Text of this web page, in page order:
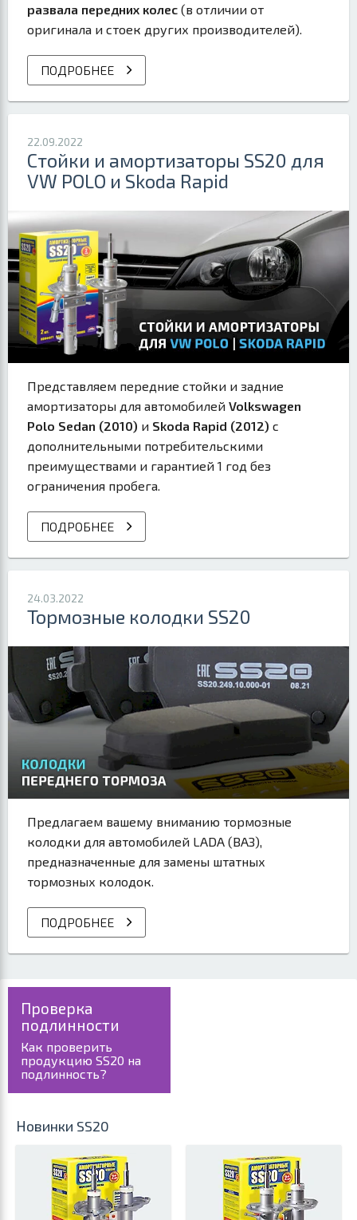
развала передних колес (в отличии от
оригинала и стоек других производителей).
ПОДРОБНЕЕ
22.09.2022
Стойки и амортизаторы SS20 для
VW POLO и Skoda Rapid
Представляем передние стойки и задние
амортизаторы для автомобилей Volkswagen
Polo Sedan (2010) и Skoda Rapid (2012) с
дополнительными потребительскими
преимуществами и гарантией 1 год без
ограничения пробега.
ПОДРОБНЕЕ
24.03.2022
Тормозные колодки SS20
Предлагаем вашему вниманию тормозные
колодки для автомобилей LADA (ВАЗ),
предназначенные для замены штатных
тормозных колодок.
ПОДРОБНЕЕ
Проверка
подлинно­сти
Как проверить
продукцию SS20 на
подлинность?
Новинки SS20